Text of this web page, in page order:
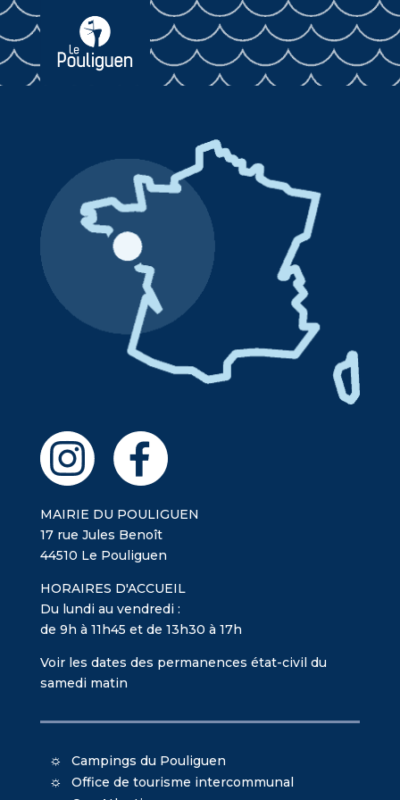
MAIRIE DU POULIGUEN
17 rue Jules Benoît
44510 Le Pouliguen
HORAIRES D'ACCUEIL
Du lundi au vendredi :
de 9h à 11h45 et de 13h30 à 17h
Voir les dates des permanences état-civil du
samedi matin
Campings du Pouliguen
Office de tourisme intercommunal